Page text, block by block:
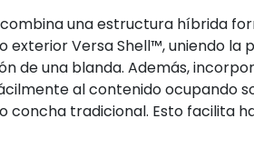
una estructura híbrida
exterior Versa Shell™, uniendo
de una blanda. Además,
al contenido ocupando
tradicional. Esto facilita